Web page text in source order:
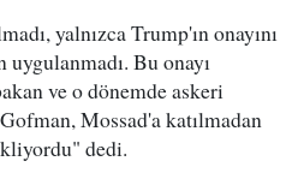
yalnızca Trump'ın onayını
Bu onayı
ve o dönemde askeri
Mossad'a katılmadan
dedi.